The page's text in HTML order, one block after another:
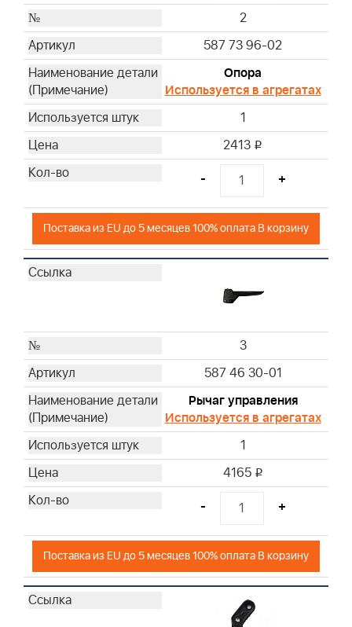
2
587 73 96-02
Опора
Используется в агрегатах
1
2413 i
- +
Поставка из EU до 5 месяцев 100% оплата В корзину
3
587 46 30-01
Рычаг управления
Используется в агрегатах
1
4165 i
- +
Поставка из EU до 5 месяцев 100% оплата В корзину